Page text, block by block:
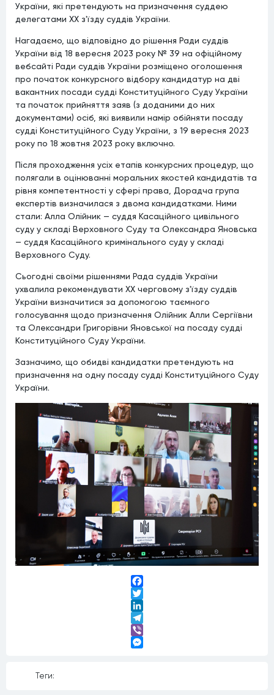
України, які претендують на призначення суддею
делегатами XX з'їзду суддів України.
Нагадаємо, що відповідно до рішення Ради суддів
України від 18 вересня 2023 року № 39 на офіційному
вебсайті Ради суддів України розміщено оголошення
про початок конкурсного відбору кандидатур на дві
вакантних посади судді Конституційного Суду України
та початок прийняття заяв (з доданими до них
документами) осіб, які виявили намір обійняти посаду
судді Конституційного Суду України, з 19 вересня 2023
року по 18 жовтня 2023 року включно.
Після проходження усіх етапів конкурсних процедур, що
полягали в оцінюванні моральних якостей кандидатів та
рівня компетентності у сфері права, Дорадча група
експертів визначилася з двома кандидатками. Ними
стали: Алла Олійник — суддя Касаційного цивільного
суду у складі Верховного Суду та Олександра Яновська
— суддя Касаційного кримінального суду у складі
Верховного Суду.
Сьогодні своїми рішеннями Рада суддів України
ухвалила рекомендувати XX черговому з'їзду суддів
України визначитися за допомогою таємного
голосування щодо призначення Олійник Алли Сергіївни
та Олександри Григорівни Яновської на посаду судді
Конституційного Суду України.
Зазначимо, що обидві кандидатки претендують на
призначення на одну посаду судді Конституційного Суду
України.
Facebook
Twitter
LinkedIn
Telegram
Viber
Теги: